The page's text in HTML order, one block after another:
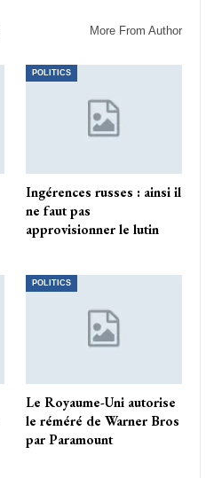
More From Author
POLITICS
Ingérences russes : ainsi il
ne faut pas
approvisionner le lutin
POLITICS
Le Royaume-Uni autorise
le réméré de Warner Bros
par Paramount